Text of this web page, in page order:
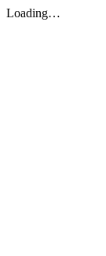
Loading…